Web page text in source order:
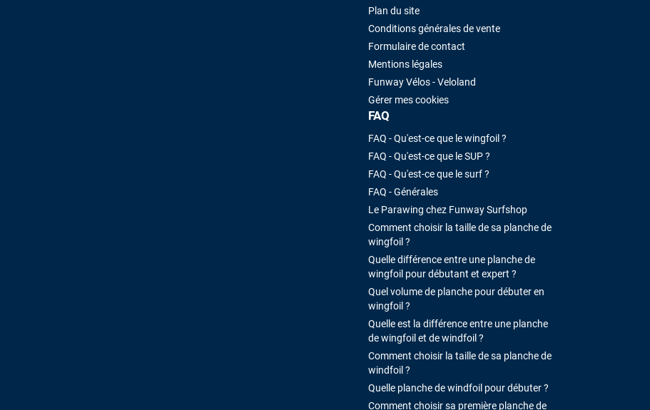
Plan du site
Conditions générales de vente
Formulaire de contact
Mentions légales
Funway Vélos - Veloland
Gérer mes cookies
FAQ
FAQ - Qu'est-ce que le wingfoil ?
FAQ - Qu'est-ce que le SUP ?
FAQ - Qu'est-ce que le surf ?
FAQ - Générales
Le Parawing chez Funway Surfshop
Comment choisir la taille de sa planche de
wingfoil ?
Quelle différence entre une planche de
wingfoil pour débutant et expert ?
Quel volume de planche pour débuter en
wingfoil ?
Quelle est la différence entre une planche
de wingfoil et de windfoil ?
Comment choisir la taille de sa planche de
windfoil ?
Quelle planche de windfoil pour débuter ?
Comment choisir sa première planche de